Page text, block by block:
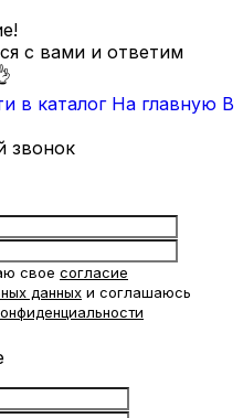
с вами и ответим
в каталог На главную В
звонок
свое согласие
данных и соглашаюсь